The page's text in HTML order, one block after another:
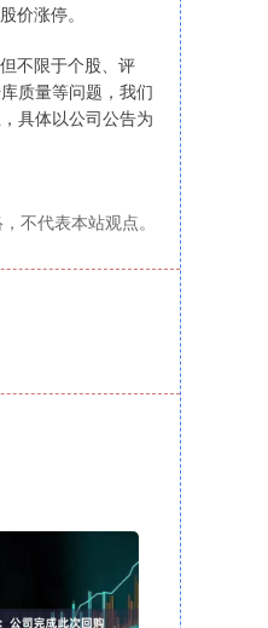
价涨停。
不限于个股、评
质量等问题，我们
具体以公司公告为
不代表本站观点。